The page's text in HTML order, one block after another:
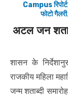
Campus रिपोर्ट
फोटो गैलरी
अटल जन
शासन के
राजकीय महिला
जन्म शताब्दी